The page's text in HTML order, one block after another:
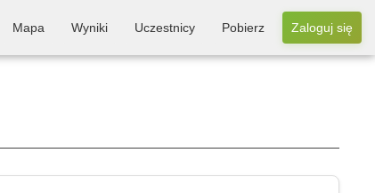
Mapa Wyniki Uczestnicy Pobierz Zaloguj się